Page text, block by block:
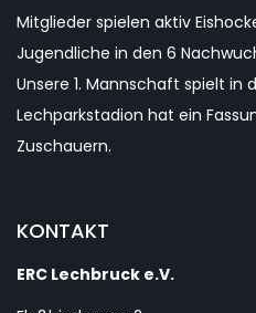
Mitglieder spielen aktiv
Jugendliche in den 6
Unsere 1. Mannschaft spielt in
Lechparkstadion hat ein
Zuschauern.
KONTAKT
ERC Lechbruck e.V.